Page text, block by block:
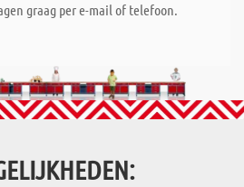
graag per e-mail of telefoon.